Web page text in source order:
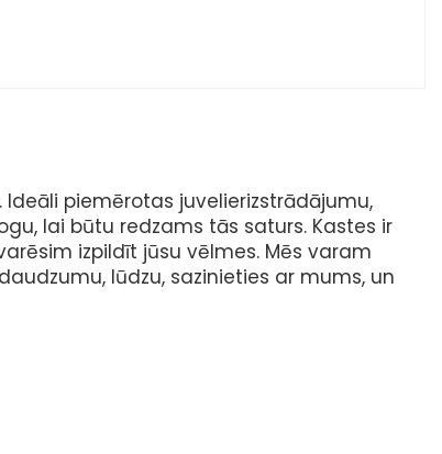
piemērotas juvelierizstrādājumu,
lai būtu redzams tās saturs. Kastes ir
izpildīt jūsu vēlmes. Mēs varam
lūdzu, sazinieties ar mums, un